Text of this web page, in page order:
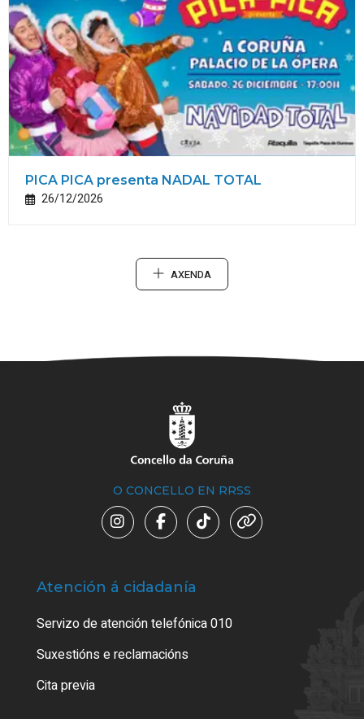
PICA PICA presenta NADAL TOTAL
26/12/2026
AXENDA
O CONCELLO EN RRSS
Atención á cidadanía
Servizo de atención telefónica 010
Suxestións e reclamacións
Cita previa